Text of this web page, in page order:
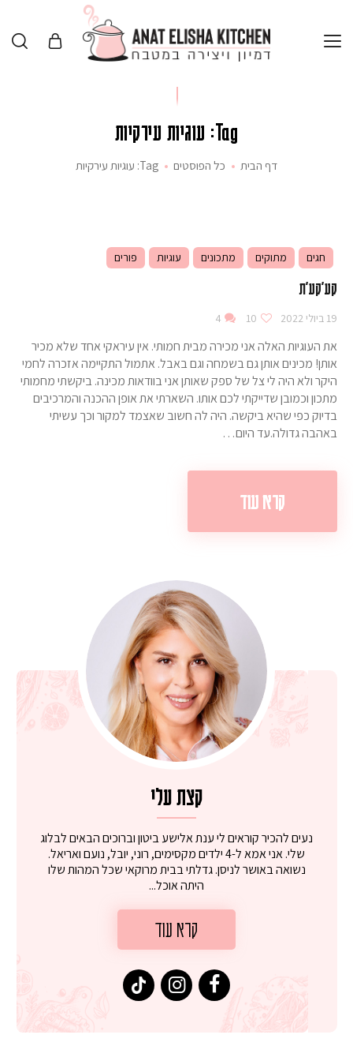
Tag: עוגיות עירקיות
דף הבית כל הפוסטים Tag: עוגיות עירקיות
חגים מתוקים מתכונים עוגיות פורים
קע׳קע׳ת
19 ביולי 2022 10
4
את העוגיות האלה אני מכירה מבית חמותי. אין עיראקי אחד שלא מכיר
אותן! מכינים אותן גם בשמחה וגם באבל. אתמול התקיימה אזכרה לחמי
היקר ולא היה לי צל של ספק שאותן אני בוודאות מכינה. ביקשתי מחמותי
מתכון וכמובן שדייקתי לכם אותו. השארתי את אופן ההכנה והמרכיבים
בדיוק כפי שהיא ביקשה. היה לה חשוב שאצמד למקור וכך עשיתי
באהבה גדולה.עד היום…
קרא עוד
קצת עלי
נעים להכיר קוראים לי ענת אלישע ביטון וברוכים הבאים לבלוג
שלי. אני אמא ל-4 ילדים מקסימים, רוני, יובל, נועם ואריאל.
נשואה באושר לניסן. גדלתי בבית מרוקאי שכל המהות שלו
היתה אוכל...
קרא עוד